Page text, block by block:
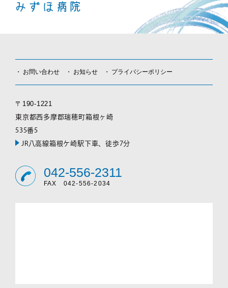
みずほ病院
お問い合わせ お知らせ プライバシーポリシー
〒190-1221
東京都西多摩郡瑞穂町箱根ヶ崎
535番5
JR八高線箱根ケ崎駅下車、徒歩7分
042-556-2311
FAX 042-556-2034